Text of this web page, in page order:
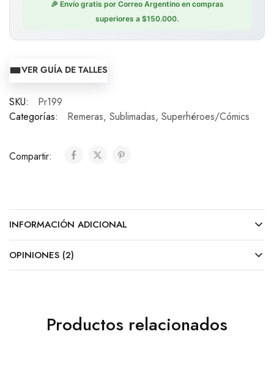
🎉 Envío gratis por Correo Argentino en compras
superiores a $150.000.
VER GUÍA DE TALLES
SKU:
Pr199
Categorías:
Remeras, Sublimadas, Superhéroes/Cómics
Compartir:
INFORMACIÓN ADICIONAL
OPINIONES (2)
Productos relacionados